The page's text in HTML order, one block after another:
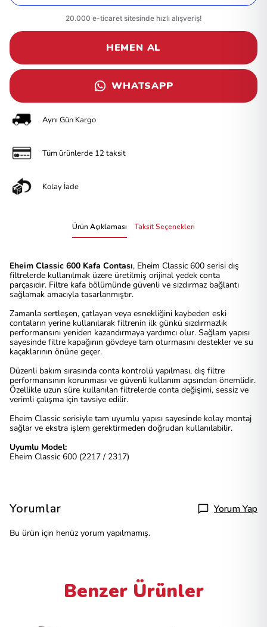
HEMEN AL
WHATSAPP
Aynı Gün Kargo
Tüm ürünlerde 12 taksit
Kolay İade
Ürün Açıklaması Taksit Seçenekleri
Eheim Classic 600 Kafa Contası, Eheim Classic 600 serisi dış
filtrelerde kullanılmak üzere üretilmiş orijinal yedek conta
parçasıdır. Filtre kafa bölümünde güvenli ve sızdırmaz bağlantı
sağlamak amacıyla tasarlanmıştır.
Zamanla sertleşen, çatlayan veya esnekliğini kaybeden eski
contaların yerine kullanılarak filtrenin ilk günkü sızdırmazlık
performansını yeniden kazandırmaya yardımcı olur. Sağlam yapısı
sayesinde filtre kapağının gövdeye tam oturmasını destekler ve su
kaçaklarının önüne geçer.
Düzenli bakım sırasında conta kontrolü yapılması, dış filtre
performansının korunması ve güvenli kullanım açısından önemlidir.
Özellikle uzun süre kullanılan filtrelerde conta değişimi, sessiz ve
verimli çalışma için tavsiye edilir.
Eheim Classic serisiyle tam uyumlu yapısı sayesinde kolay montaj
sağlar ve ekstra işlem gerektirmeden doğrudan kullanılabilir.
Uyumlu Model:
Eheim Classic 600 (2217 / 2317)
Yorumlar Yorum Yap
Bu ürün için henüz yorum yapılmamış.
Benzer Ürünler